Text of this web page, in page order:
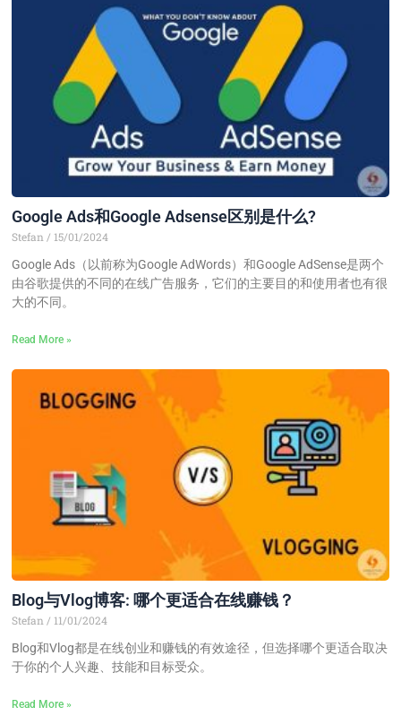
Google Ads和Google Adsense区别是什么?
Stefan 15/01/2024
Google Ads（以前称为Google AdWords）和Google AdSense是两个
由谷歌提供的不同的在线广告服务，它们的主要目的和使用者也有很
大的不同。
Read More »
Blog与Vlog博客: 哪个更适合在线赚钱？
Stefan
11/01/2024
Blog和Vlog都是在线创业和赚钱的有效途径，但选择哪个更适合取决
于你的个人兴趣、技能和目标受众。
Read More »